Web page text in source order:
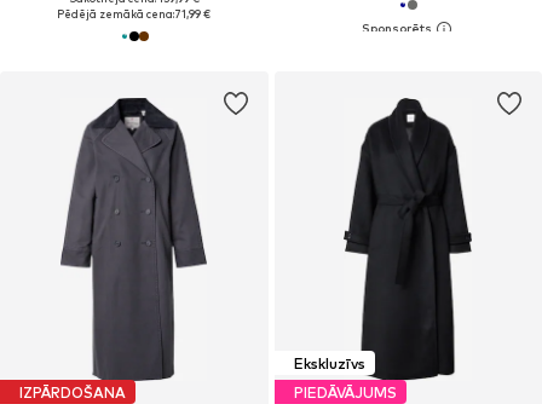
Pēdējā zemākā cena:71,99 €
IZPĀRDOŠANA
Ekskluzīvs
PIEDĀVĀJUMS